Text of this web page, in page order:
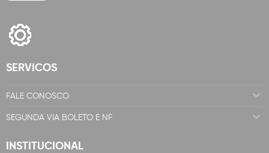
SERVICOS
FALE CONOSCO
SEGUNDA VIA BOLETO E NF
INSTITUCIONAL